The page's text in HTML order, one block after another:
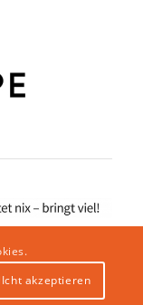
klicklabor.de |
akzeptieren